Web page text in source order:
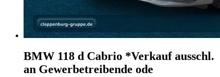
BMW 118 d Cabrio *Verkauf ausschl.
an Gewerbetreibende ode